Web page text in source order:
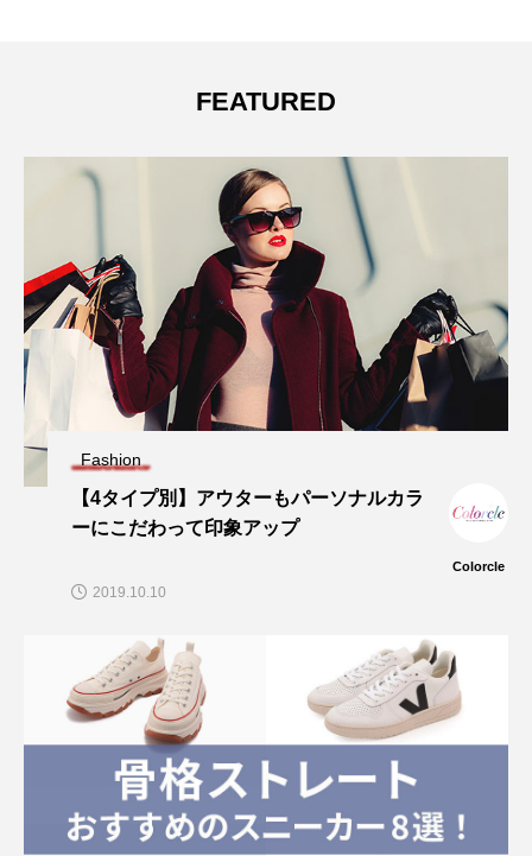
FEATURED
Fashion
【4タイプ別】アウターもパーソナルカラ
ーにこだわって印象アップ
Colorcle
2019.10.10